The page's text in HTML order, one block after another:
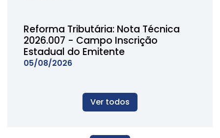
Reforma Tributária: Nota Técnica
2026.007 - Campo Inscrição
Estadual do Emitente
05/08/2026
Ver todos